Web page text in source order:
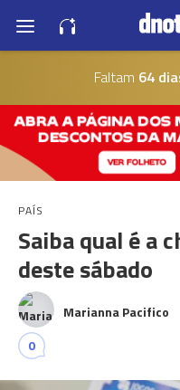
Faltam 64
PAÍS
Saiba qual é a
deste sábado
Marianna Pacifico
0